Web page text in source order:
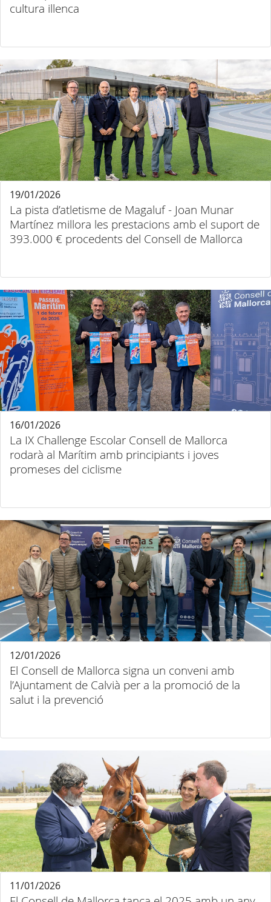
cultura illenca
La pista d’atletisme de Magaluf - Joan Munar
Martínez millora les prestacions amb el suport de
393.000 € procedents del Consell de Mallorca
19/01/2026
La IX Challenge Escolar Consell de Mallorca
rodarà al Marítim amb principiants i joves
promeses del ciclisme
16/01/2026
El Consell de Mallorca signa un conveni amb
l’Ajuntament de Calvià per a la promoció de la
salut i la prevenció
12/01/2026
11/01/2026